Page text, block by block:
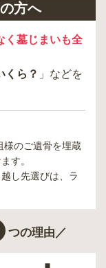
方へ
く墓じまいも全
くら？ 」などを
様のご遺骨を埋蔵
す。
し先選びは、ラ
つの理由／